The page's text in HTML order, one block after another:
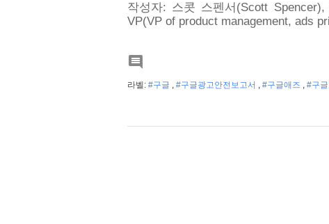
작성자: 스콧 스펜서(Scott
VP(VP of product management, ads

라벨: #구글 , #구글광고안전보고서 , #구글애즈 , #구